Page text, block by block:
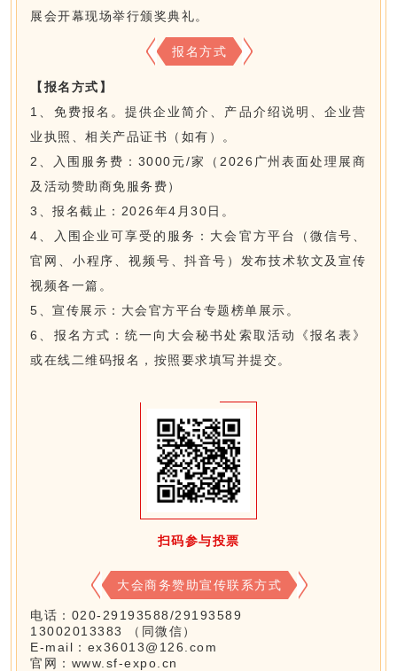
展会开幕现场举行颁奖典礼。
报名方式
【报名方式】
1、免费报名。提供企业简介、产品介绍说明、企业营
业执照、相关产品证书（如有）。
2、入围服务费：3000元/家（2026广州表面处理展商
及活动赞助商免服务费）
3、报名截止：2026年4月30日。
4、入围企业可享受的服务：大会官方平台（微信号、
官网、小程序、视频号、抖音号）发布技术软文及宣传
视频各一篇。
5、宣传展示：大会官方平台专题榜单展示。
6、报名方式：统一向大会秘书处索取活动《报名表》
或在线二维码报名，按照要求填写并提交。
扫码参与投票
大会商务赞助宣传联系方式
电话：020-29193588/29193589
13002013383 （同微信）
E-mail：ex36013@126.com
官网：www.sf-expo.cn